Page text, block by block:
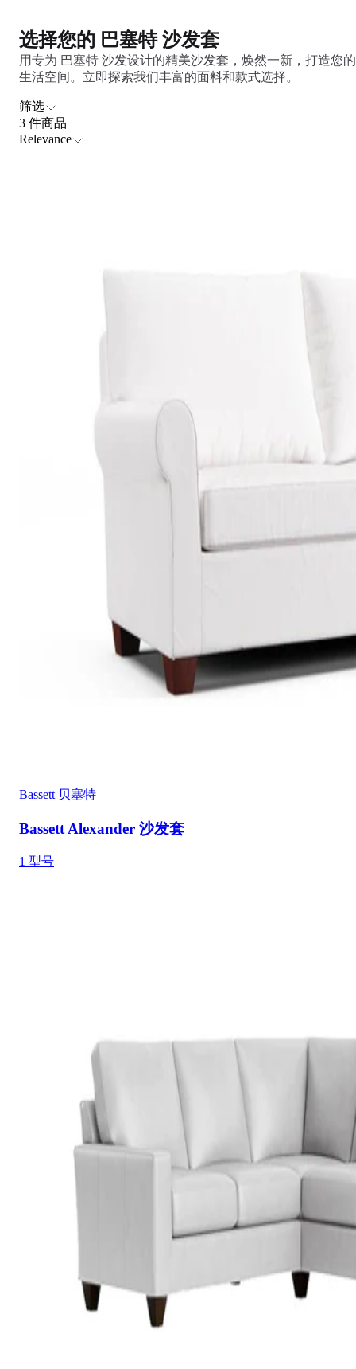
Leg
木
沙
发
LegLeg
沙
发
垫
套
选择您的 巴塞特 沙发套
用专为 巴塞特 沙发设计的精美沙发套，焕然一新，打造您的
生活空间。立即探索我们丰富的面料和款式选择。
筛选
3 件商品
Relevance
Bassett 贝塞特
Bassett Alexander 沙发套
1 型号